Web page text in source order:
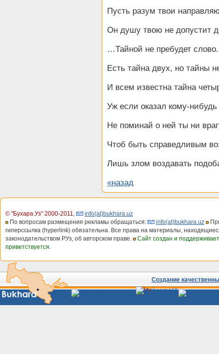
Пусть разум твои
Он душу твою не допустит
…Тайной не пребудет слово.
Есть тайна двух, но тайны
И всем известна тайна
Уж если оказал кому-нибудь
Не поминай о ней ты ни
Чтоб быть справедливым
Лишь злом воздавать
«назад
© "Бухара.Уз" 2000-2011,
info(at)bukhara.uz
По вопросам размещения рекламы обращаться:
info(at)bukhara.uz
гиперссылка (hyperlink) обязательна. Все права на материалы,
законодательством РУз, об авторском праве.
Сайт создан и
приветствуется.
Создание
Сайты
Узбекистана